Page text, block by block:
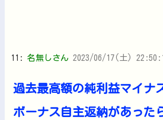
11: 名無しさん 2023/06/17(土)
過去最高額の純利益マイナ
ボーナス自主返納があった